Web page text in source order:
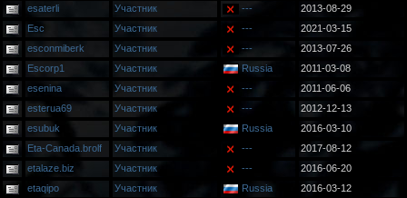
esaterli
Участник ---
2013-08-29
Esc
Участник ---
2021-03-15
esconmiberk
Участник ---
2013-07-26
Escorp1
Участник Russia
2011-03-08
esenina
Участник ---
2011-06-06
esterua69
Участник ---
2012-12-13
esubuk
Участник Russia
2016-03-10
Eta-Canada.brolf
Участник ---
2017-08-12
etalaze.biz
Участник ---
2016-06-20
etaqipo
Участник Russia
2016-03-12